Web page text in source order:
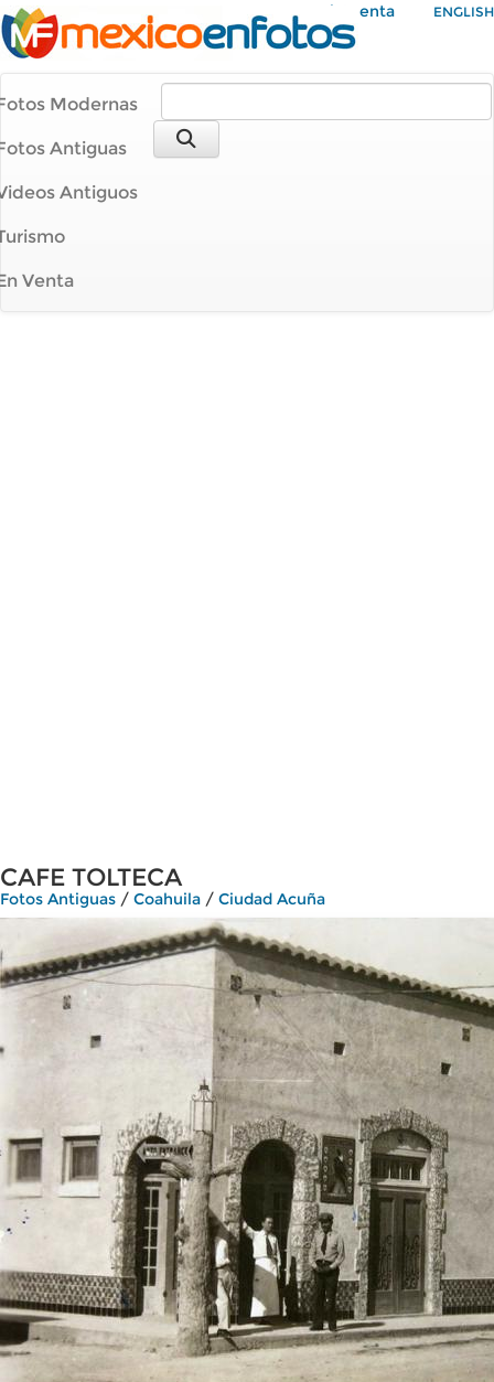
Mi Cuenta ENGLISH
Modernas
Antiguas
Antiguos
Venta
CAFE TOLTECA
Fotos Antiguas / Coahuila / Ciudad Acuña